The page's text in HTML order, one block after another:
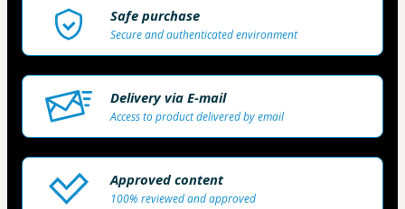
Safe purchase
Secure and authenticated environment
Delivery via E-mail
Access to product delivered by email
Approved content
100% reviewed and approved